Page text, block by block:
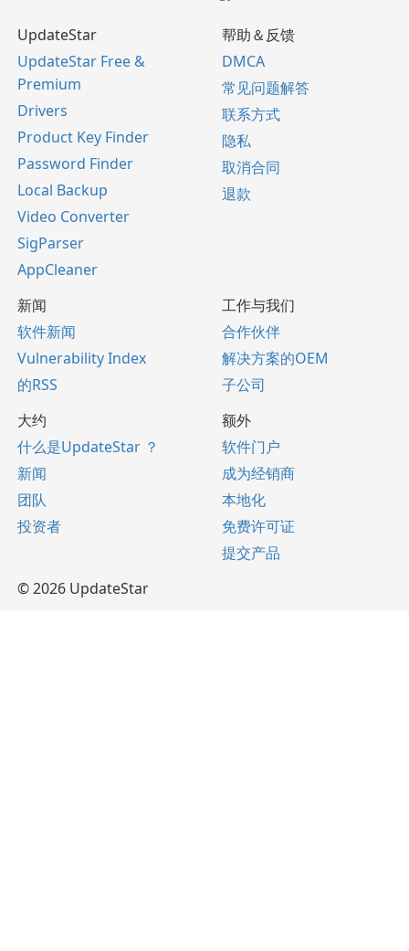
UpdateStar
UpdateStar Free &
Premium
Drivers
Product Key Finder
Password Finder
Local Backup
Video Converter
SigParser
AppCleaner
帮助＆反馈
DMCA
常见问题解答
联系方式
隐私
取消合同
退款
新闻
软件新闻
Vulnerability Index
的RSS
工作与我们
合作伙伴
解决方案的OEM
子公司
大约
什么是UpdateStar ？
新闻
团队
投资者
额外
软件门户
成为经销商
本地化
免费许可证
提交产品
© 2026 UpdateStar